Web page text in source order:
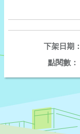
下架日期：
點閱數：